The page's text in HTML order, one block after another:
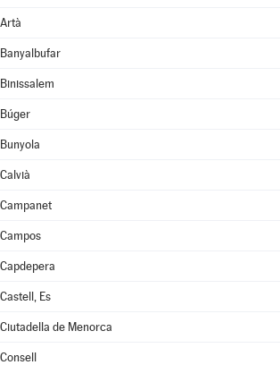
Artà
Banyalbufar
Binissalem
Búger
Bunyola
Calvià
Campanet
Campos
Capdepera
Castell, Es
Ciutadella de Menorca
Consell